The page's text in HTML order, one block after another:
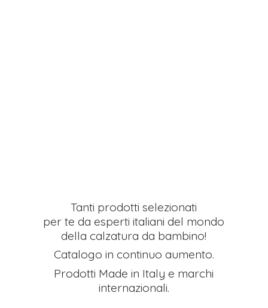
Tanti prodotti selezionati
per te da esperti italiani del mondo
della calzatura da bambino!
Catalogo in continuo aumento.
Prodotti Made in Italy e marchi
internazionali.